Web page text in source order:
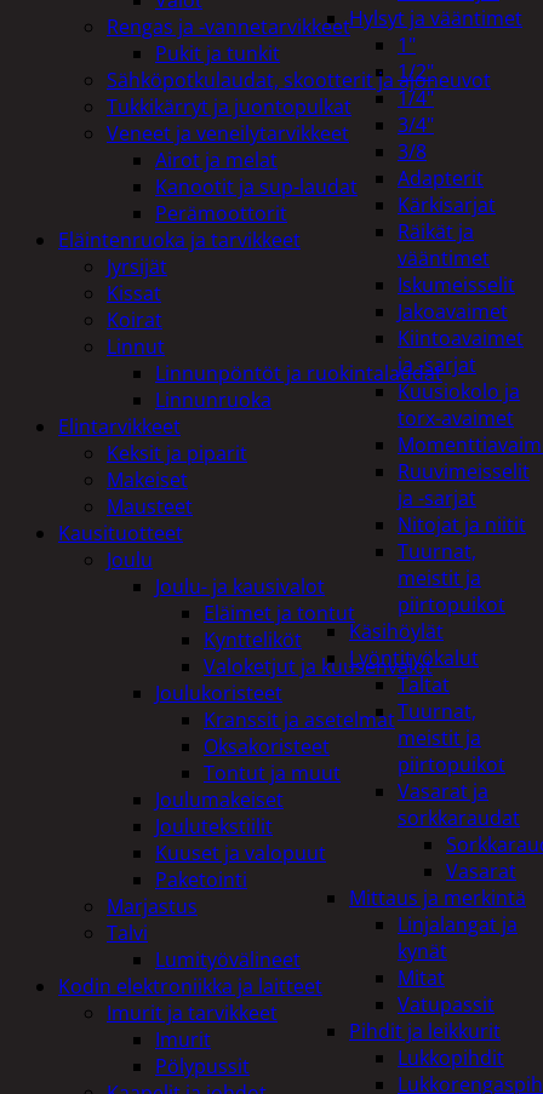
Hylsyt ja vääntimet
1"
1/2"
1/4"
3/4"
3/8
Adapterit
Kärkisarjat
Räikät ja
vääntimet
Iskumeisselit
Jakoavaimet
Kiintoavaimet
ja -sarjat
Kuusiokolo ja
torx-avaimet
Ruuvimeisselit
ja -sarjat
Nitojat ja niitit
Tuurnat,
meistit ja
piirtopuikot
Käsihöylät
Lyöntityökalut
Taltat
Tuurnat,
meistit ja
piirtopuikot
Vasarat ja
sorkkaraudat
Vasarat
Mittaus ja merkintä
Linjalangat ja
kynät
Mitat
Vatupassit
Pihdit ja leikkurit
Lukkopihdit
Rengas ja -vannetarvikkeet
Pukit ja tunkit
Sähköpotkulaudat, skootterit ja ajoneuvot
Tukkikärryt ja juontopulkat
Veneet ja veneilytarvikkeet
Airot ja melat
Kanootit ja sup-laudat
Perämoottorit
Eläintenruoka ja tarvikkeet
Jyrsijät
Kissat
Koirat
Linnut
Linnunpöntöt ja ruokintalaudat
Linnunruoka
Elintarvikkeet
Keksit ja piparit
Makeiset
Mausteet
Kausituotteet
Joulu
Joulu- ja kausivalot
Eläimet ja tontut
Kyntteliköt
Valoketjut ja kuusenvalot
Joulukoristeet
Kranssit ja asetelmat
Oksakoristeet
Tontut ja muut
Joulumakeiset
Joulutekstiilit
Kuuset ja valopuut
Paketointi
Marjastus
Talvi
Lumityövälineet
Kodin elektroniikka ja laitteet
Imurit ja tarvikkeet
Imurit
Pölypussit